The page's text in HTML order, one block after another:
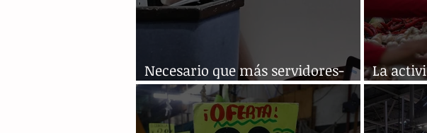
Necesario que más servidores-
públicos sean capacitados
La
5,4 %